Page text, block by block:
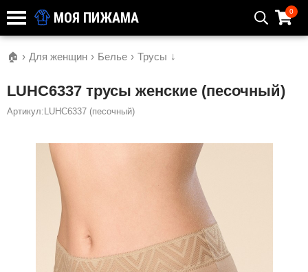
МОЯ ПИЖАМА 0
🏠 › Для женщин › Белье › Трусы ↓
LUHC6337 трусы женские (песочный)
Артикул:LUHC6337 (песочный)